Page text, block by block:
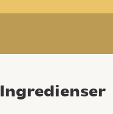
Ingredienser